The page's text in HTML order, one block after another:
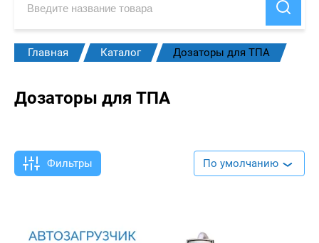
Главная Каталог Дозаторы для ТПА
Дозаторы для ТПА
Фильтры По умолчанию